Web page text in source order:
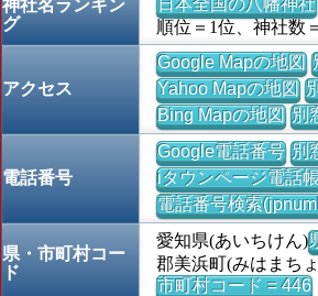
神社名ランキン
グ
順位＝1位、神社数
アクセス
Google Mapの地図
Yahoo Mapの地図
Bing Mapの地図 別
電話番号
Google電話番号 別
iタウンページ電話
電話番号検索
県・市町村コー
ド
愛知県(あいちけん)
郡美浜町(みはまち
市町村コード = 446